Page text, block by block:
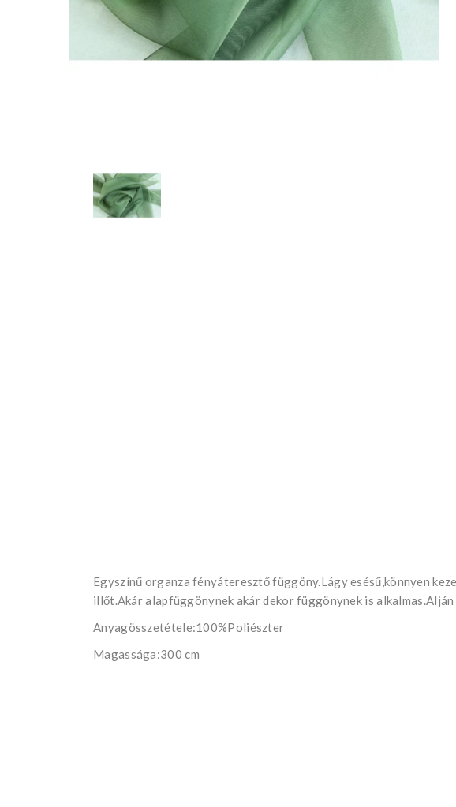
Egyszínű organza fényáteresztő függöny.Lágy esésű,könnyen
illőt.Akár alapfüggönynek akár dekor függönynek is
Anyagösszetétele:100%Poliészter
Magassága:300 cm